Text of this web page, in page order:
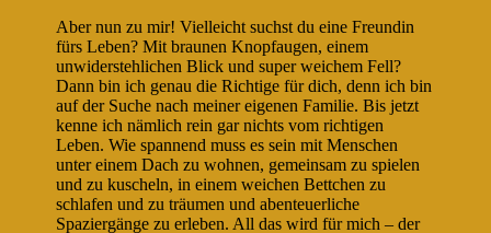
Aber nun zu mir! Vielleicht suchst du eine Freundin
fürs Leben? Mit braunen Knopfaugen, einem
unwiderstehlichen Blick und super weichem Fell?
Dann bin ich genau die Richtige für dich, denn ich bin
auf der Suche nach meiner eigenen Familie. Bis jetzt
kenne ich nämlich rein gar nichts vom richtigen
Leben. Wie spannend muss es sein mit Menschen
unter einem Dach zu wohnen, gemeinsam zu spielen
und zu kuscheln, in einem weichen Bettchen zu
schlafen und zu träumen und abenteuerliche
Spaziergänge zu erleben. All das wird für mich – der